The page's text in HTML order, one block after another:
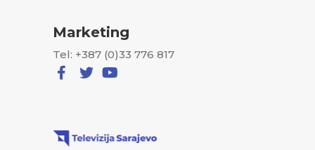
Marketing
Tel: +387 (0)33 776 817